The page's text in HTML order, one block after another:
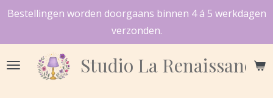
Ga
de
hoofdinhoud
Studio La Renaissance
Bestellingen worden doorgaans binnen 4 á 5 werkdagen
verzonden.